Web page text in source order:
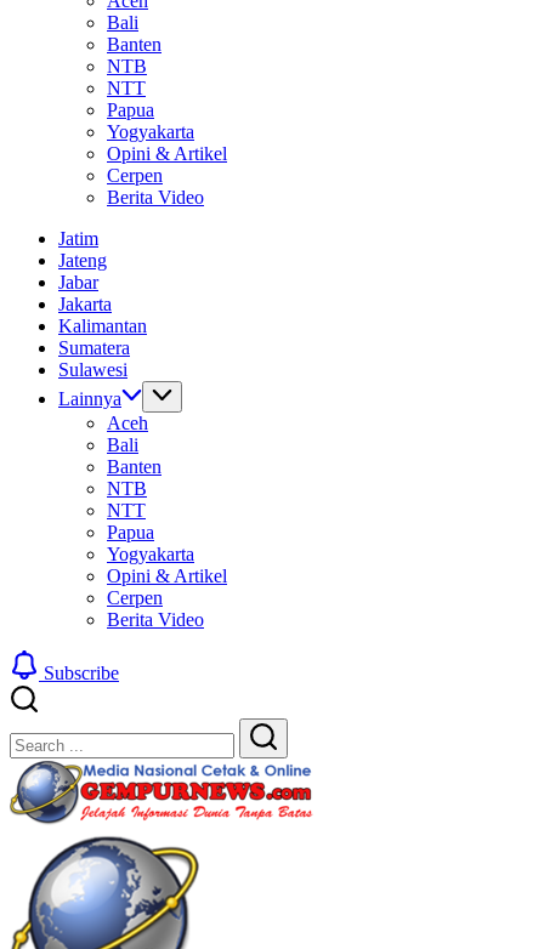
Bali
Banten
NTB
NTT
Papua
Yogyakarta
Opini & Artikel
Cerpen
Berita Video
Jatim
Jateng
Jabar
Jakarta
Kalimantan
Sumatera
Sulawesi
Lainnya
Aceh
Bali
Banten
NTB
NTT
Papua
Yogyakarta
Opini & Artikel
Cerpen
Berita Video
Subscribe
Search
Search